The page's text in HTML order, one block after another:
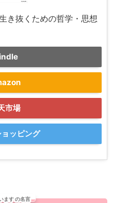
き抜くための哲学・思想
市場
ッピング
ます の名言